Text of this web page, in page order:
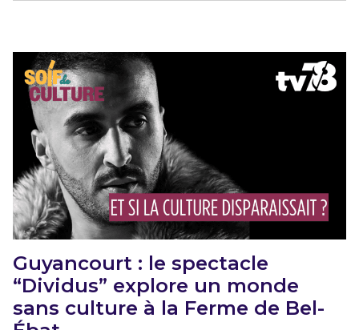
Guyancourt : le spectacle
“Dividus” explore un monde
sans culture à la Ferme de Bel-